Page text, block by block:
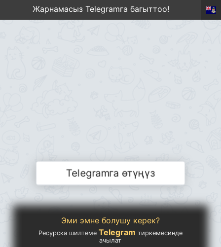
Жарнамасыз Telegramга багыттоо!
Telegramга өтүңүз
Эми эмне болушу керек?
Ресурска шилтеме Telegram тиркемесинде
ачылат